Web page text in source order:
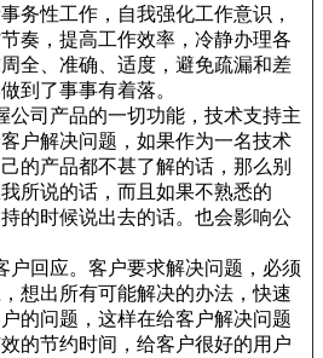
务性工作，自我强化工作意识，
奏，提高工作效率，冷静办理各
全、准确、适度，避免疏漏和差
到了事事有着落。
司产品的一切功能，技术支持主
户解决问题，如果作为一名技术
的产品都不甚了解的话，那么别
所说的话，而且如果不熟悉的
的时候说出去的话。也会影响公
回应。客户要求解决问题，必须
想出所有可能解决的办法，快速
的问题，这样在给客户解决问题
的节约时间，给客户很好的用户